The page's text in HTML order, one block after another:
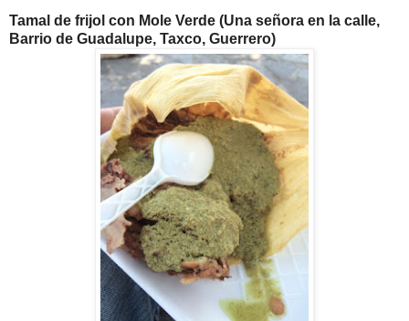
Tamal de frijol con Mole Verde (Una señora en la calle,
Barrio de Guadalupe, Taxco, Guerrero)